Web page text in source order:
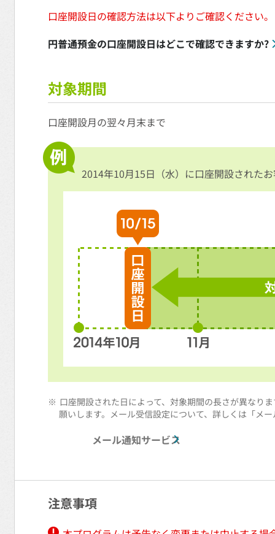
口座開設日の確認方法は以下よりご確認ください。
円普通預金の口座開設日はどこで確認できますか?
対象期間
口座開設月の翌々月末まで
2014年10月15日（水）に口座開設された
※ 口座開設された日によって、対象期間の長さが異なり
願いします。メール受信設定について、詳しくは「メ
メール通知サービス
注意事項